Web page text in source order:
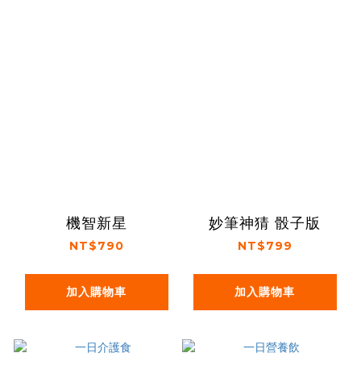
機智新星
NT$790
加入購物車
妙筆神猜 骰子版
NT$799
加入購物車